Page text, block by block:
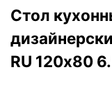
Стол
RU 120х80